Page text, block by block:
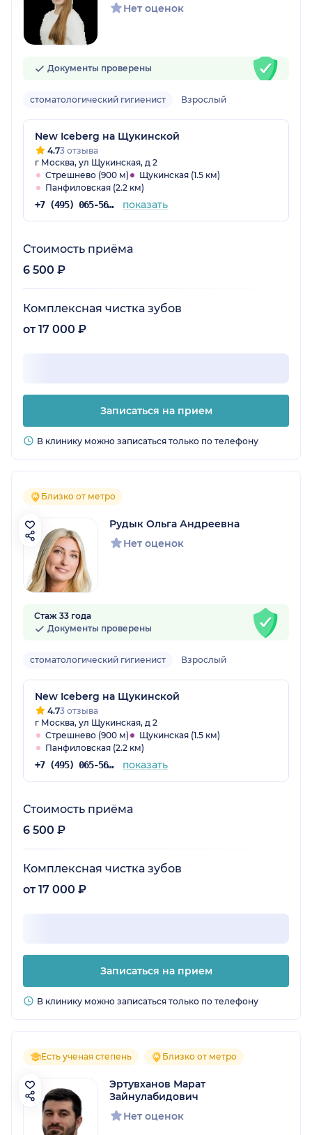
Нет оценок
Документы проверены
стоматологический гигиенист Взрослый
New Iceberg на Щукинской
4.73 отзыва
г Москва, ул Щукинская, д 2
Стрешнево (900 м)
Щукинская (1.5 км)
Панфиловская (2.2 км)
+7 (495) 065-56-92 показать
Стоимость приёма
6 500 ₽
Комплексная чистка зубов
от 17 000 ₽
Записаться на прием
В клинику можно записаться только по телефону
Близко от метро
Рудык Ольга Андреевна
Нет оценок
Стаж 33 года
Документы проверены
стоматологический гигиенист Взрослый
New Iceberg на Щукинской
4.73 отзыва
г Москва, ул Щукинская, д 2
Стрешнево (900 м)
Щукинская (1.5 км)
Панфиловская (2.2 км)
+7 (495) 065-56-92 показать
Стоимость приёма
6 500 ₽
Комплексная чистка зубов
от 17 000 ₽
Записаться на прием
В клинику можно записаться только по телефону
Есть ученая степень Близко от метро
Эртувханов Марат
Зайнулабидович
Нет оценок